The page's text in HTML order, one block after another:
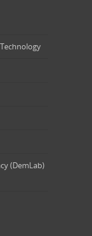
(DemLab)